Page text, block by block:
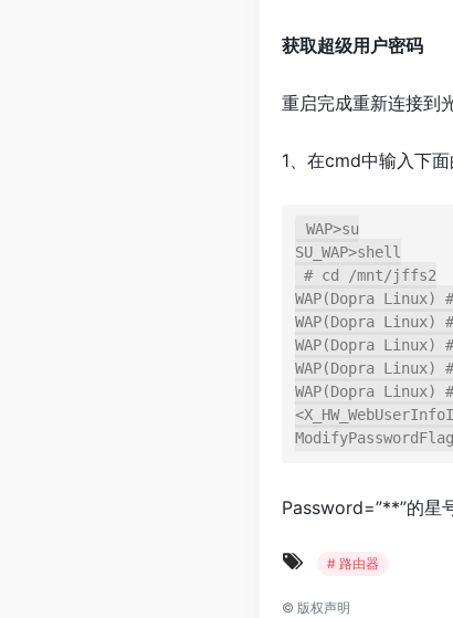
获取超级用户密码
重启完成重新连接到
1、在cmd中输入下面
WAP>su
SU_WAP>shell
WAP(Dopra Linux)
WAP(Dopra Linux)
WAP(Dopra
WAP(Dopra
WAP(Dopra Linux)
Password=”**”的星
# 路由器
© 版权声明